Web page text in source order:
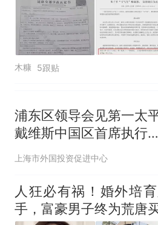
木糠 5跟贴
浦东区领导会见第一太
戴维斯中国区首席执行官
吴允燊
上海市外国投资促进中心
人狂必有祸！婚外培
手，富豪男子终为荒唐